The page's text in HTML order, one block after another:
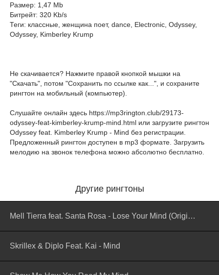
Размер: 1,47 Mb
Битрейт: 320 Kb/s
Теги: классные, женщина поет, dance, Electronic, Odyssey,
Odyssey, Kimberley Krump
Не скачивается? Нажмите правой кнопкой мышки на
"Скачать", потом "Сохранить по ссылке как...", и сохраните
рингтон на мобильный (компьютер).
Слушайте онлайн здесь https://mp3rington.club/29173-
odyssey-feat-kimberley-krump-mind.html или загрузите рингтон
Odyssey feat. Kimberley Krump - Mind без регистрации.
Предложенный рингтон доступен в mp3 формате. Загрузить
мелодию на звонок телефона можно абсолютно бесплатно.
Другие рингтоны
Mell Tierra feat. Santa Rosa - Lose Your Mind (Original Mix)
Skrillex & Diplo Feat. Kai - Mind